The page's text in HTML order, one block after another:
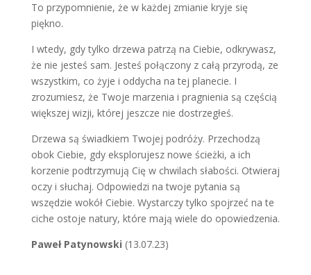
To przypomnienie, że w każdej zmianie kryje się
piękno.
I wtedy, gdy tylko drzewa patrzą na Ciebie, odkrywasz,
że nie jesteś sam. Jesteś połączony z całą przyrodą, ze
wszystkim, co żyje i oddycha na tej planecie. I
zrozumiesz, że Twoje marzenia i pragnienia są częścią
większej wizji, której jeszcze nie dostrzegłeś.
Drzewa są świadkiem Twojej podróży. Przechodzą
obok Ciebie, gdy eksplorujesz nowe ścieżki, a ich
korzenie podtrzymują Cię w chwilach słabości. Otwieraj
oczy i słuchaj. Odpowiedzi na twoje pytania są
wszędzie wokół Ciebie. Wystarczy tylko spojrzeć na te
ciche ostoje natury, które mają wiele do opowiedzenia.
Paweł Patynowski (13.07.23)